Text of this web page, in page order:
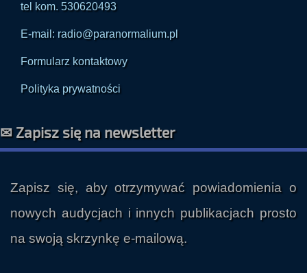
tel kom. 530620493
E-mail: radio@paranormalium.pl
Formularz kontaktowy
Polityka prywatności
✉ Zapisz się na newsletter
Zapisz się, aby otrzymywać powiadomienia o
nowych audycjach i innych publikacjach prosto
na swoją skrzynkę e-mailową.